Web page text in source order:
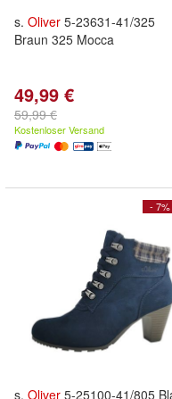
s. Oliver 5-23631-41/325
Braun 325 Mocca
49,99 €
59,99 €
Kostenloser Versand
- 7%
s. Oliver 5-25100-41/805